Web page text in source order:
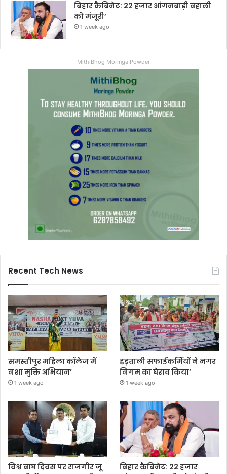
बिहार कैबिनेट: 22 हजार आंगनबाड़ी बहाली
को मंजूरी’
1 week ago
MithiBhog Moringa Powder
Recent Tech News
समस्तीपुर महिला कॉलेज में
नशा मुक्ति अभियान’
1 week ago
हड़ताली सफाईकर्मियों ने नगर
निगम का घेराव किया’
1 week ago
विश्व बाघ दिवस पर राजगीर जू
बिहार कैबिनेट: 22 हजार